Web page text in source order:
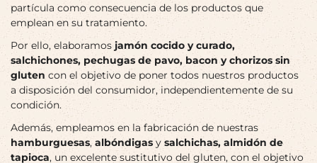
partícula como consecuencia de los productos que
emplean en su tratamiento.
Por ello, elaboramos jamón cocido y curado,
salchichones, pechugas de pavo, bacon y chorizos sin
gluten con el objetivo de poner todos nuestros productos
a disposición del consumidor, independientemente de su
condición.
Además, empleamos en la fabricación de nuestras
hamburguesas, albóndigas y salchichas, almidón de
tapioca, un excelente sustitutivo del gluten, con el objetivo